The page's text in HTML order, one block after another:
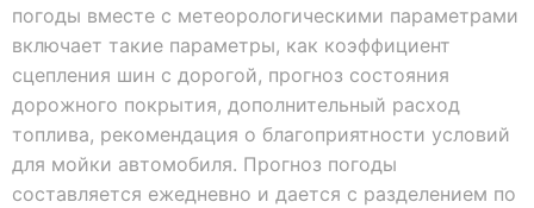
погоды вместе с метеорологическими параметрами
включает такие параметры, как коэффициент
сцепления шин с дорогой, прогноз состояния
дорожного покрытия, дополнительный расход
топлива, рекомендация о благоприятности условий
для мойки автомобиля. Прогноз погоды
составляется ежедневно и дается с разделением по